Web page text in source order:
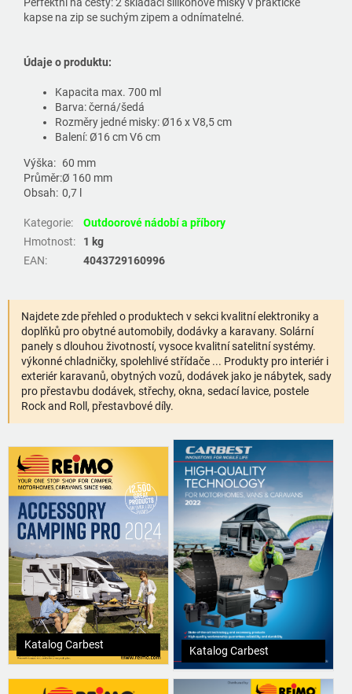
Perfektní na cesty: 2 skládací silikonové misky v praktické
kapse na zip se suchým zipem a odnímatelné.
Údaje o produktu:
Kapacita max. 700 ml
Barva: černá/šedá
Rozměry jedné misky: Ø16 x V8,5 cm
Balení: Ø16 cm V6 cm
Výška: 60 mm
Průměr:Ø 160 mm
Obsah: 0,7 l
Kategorie:
Outdoorové nádobí a příbory
Hmotnost:
1 kg
EAN: 4043729160996
Najdete zde přehled o produktech v sekci kvalitní elektroniky a
doplňků pro obytné automobily, dodávky a karavany. Solární
panely s dlouhou životností, vysoce kvalitní satelitní systémy.
výkonné chladničky, spolehlivé střídače ... Produkty pro interiér i
exteriér karavanů, obytných vozů, dodávek jako je nábytek, sady
pro přestavbu dodávek, střechy, okna, sedací lavice, postele
Rock and Roll, přestavbové díly.
Katalog Carbest
Katalog Carbest